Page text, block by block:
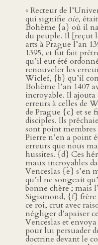
« Recteur de
qui signifie oie,
Bohème {a} où il
du peuple. Il [reçut
arts à Prague l’an
1395, et fut fait
qu’il eut été
renouveler les
Wiclef, {b} qu’il
Bohème l’an 1407
incroyable. Il ajouta
erreurs à celles de
de Prague {c} et se
disciples. Ils
sont point membres
Pierre n’en a point
erreurs que nous
hussites. {d} Ces
maux incroyables
Venceslas {e} s’en
qu’il ne songeait
bonne chère ; mais
Sigismond, {f}
ce roi, crut avec
négliger d’apaiser
Venceslas et envoya
pour lui persuader
doctrine devant le